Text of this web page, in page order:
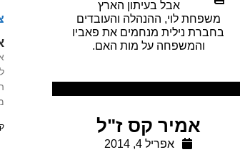
אבל בעיתון הארץ
משפחת לוי, ההנהלה והעובדים
בחברת נילית מנחמים את פאביו
והמשפחה על מות האם.
אמיר קס ז"ל
אפריל 4, 2014